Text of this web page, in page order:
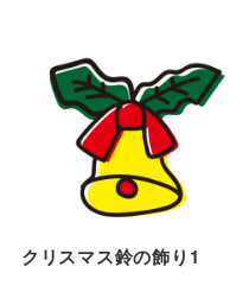
クリスマス鈴の飾り1